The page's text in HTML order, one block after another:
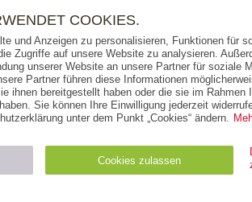
AUS DER REIHE
BOOKS
VERLAG
HANDEL FÜR UNTERNEHMEN
COOKIES.
und Anzeigen zu personalisieren, Funktionen für
Zugriffe auf unsere Website zu analysieren.
unserer Website an unsere Partner für soziale
Partner führen diese Informationen
ihnen bereitgestellt haben oder die sie im Rahmen
Sie können Ihre Einwilligung jederzeit
unter dem Punkt „Cookies“ ändern.
Cookies zulassen